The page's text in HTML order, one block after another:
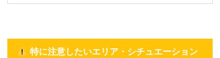
特に注意したいエリア・シチュエーション